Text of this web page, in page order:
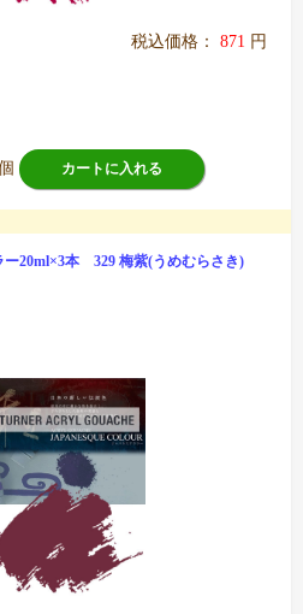
税込価格： 871 円
カートに入れる
20ml×3本 329 梅紫(うめむらさき)